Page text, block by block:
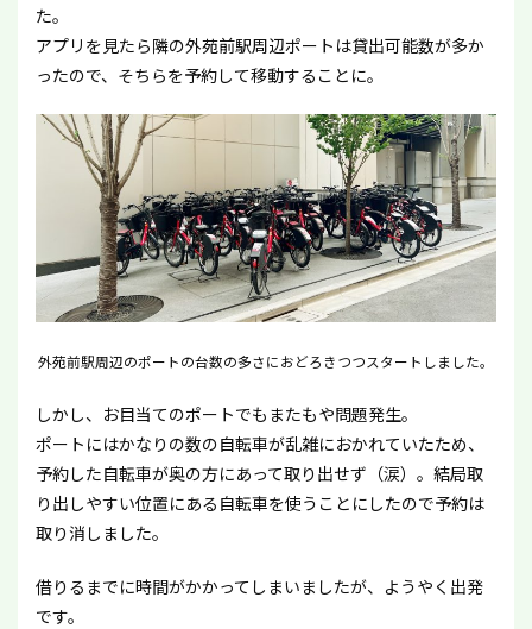
た。
アプリを見たら隣の外苑前駅周辺ポートは貸出可能数が多か
ったので、そちらを予約して移動することに。
外苑前駅周辺のポートの台数の多さにおどろきつつスタートしました。
しかし、お目当てのポートでもまたもや問題発生。
ポートにはかなりの数の自転車が乱雑におかれていたため、
予約した自転車が奥の方にあって取り出せず（涙）。結局取
り出しやすい位置にある自転車を使うことにしたので予約は
取り消しました。
借りるまでに時間がかかってしまいましたが、ようやく出発
です。